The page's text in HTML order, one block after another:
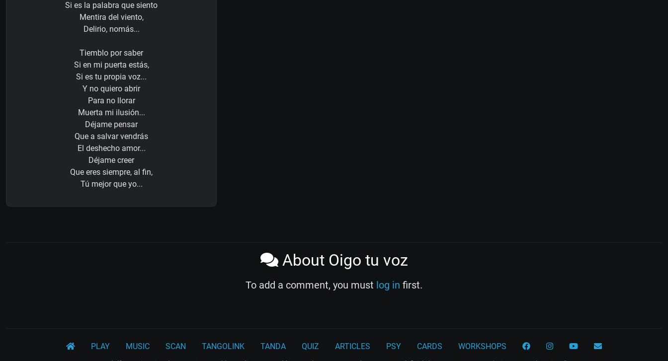
Si es la palabra que siento
Mentira del viento,
Delirio, nomás...
Tiemblo por saber
Si en mi puerta estás,
Si es tu propia voz...
Y no quiero abrir
Para no llorar
Muerta mi ilusión...
Déjame pensar
Que a salvar vendrás
El deshecho amor...
Déjame creer
Que eres siempre, al fin,
Tú mejor que yo...
About Oigo tu voz
To add a comment, you must log in first.
PLAY MUSIC SCAN TANGOLINK TANDA QUIZ ARTICLES PSY CARDS WORKSHOPS